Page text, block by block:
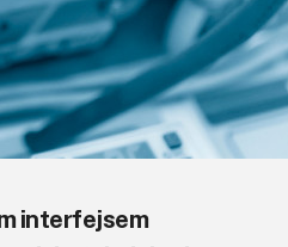
interfejsem